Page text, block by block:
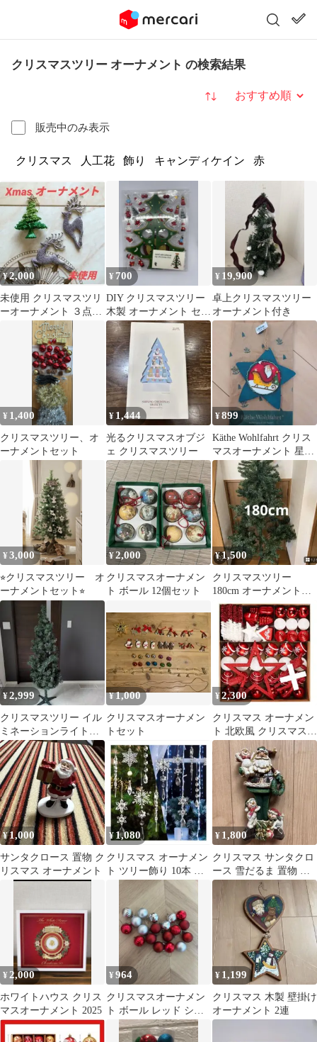
クリスマスツリー オーナメント の検索結果
販売中のみ表示
並び替え
クリスマス 人工花 飾り キャンディケイン 赤
¥2,000
未使用 クリスマスツリ
ーオーナメント ３点セ
¥ 700
DIY クリスマスツリー
木製 オーナメント セッ
ト
¥ 19,900
卓上クリスマスツリー
オーナメント付き
¥ 1,400
クリスマスツリー、オ
ーナメントセット
¥ 1,444
光るクリスマスオブジ
ェ クリスマスツリー
¥899
Käthe Wohlfahrt クリス
マスオーナメント 星型
サンタ
¥3,000
⭐︎クリスマスツリー オ
ーナメントセット⭐︎
¥2,000
クリスマスオーナメン
ト ボール 12個セット
¥1,500
クリスマスツリー
180cm オーナメント付
き
¥2,999
クリスマスツリー イル
ミネーションライト付
き
¥1,000
クリスマスオーナメン
トセット
¥2,300
クリスマス オーナメン
ト 北欧風 クリスマスツ
リー 飾り クリスマス
飾り
¥1,000
サンタクロース 置物 ク
リスマス オーナメント
¥1,080
クリスマス オーナメン
ト ツリー飾り 10本 氷
柱 雪の結晶 つらら
¥ 1,800
クリスマス サンタクロ
ース 雪だるま 置物 オ
ブジェ
¥ 2,000
ホワイトハウス クリス
マスオーナメント 2025
¥964
クリスマスオーナメン
ト ボール レッド シル
バー 飾り付け
¥ 1,199
クリスマス 木製 壁掛け
オーナメント 2連